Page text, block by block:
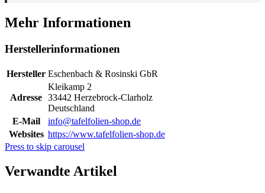
Mehr Informationen
Herstellerinformationen
Hersteller Eschenbach & Rosinski GbR
Adresse
Kleikamp 2
33442 Herzebrock-Clarholz
Deutschland
E-Mail
info@tafelfolien-shop.de
Websites https://www.tafelfolien-shop.de
Press to skip carousel
Verwandte Artikel